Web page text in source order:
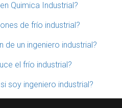
Quimica Industrial?
de frío industrial?
un ingeniero industrial?
el frío industrial?
soy ingeniero industrial?